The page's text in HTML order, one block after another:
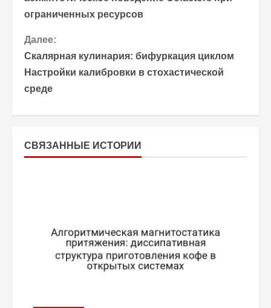
о
д
о
л
ж
и
ограниченных ресурсов
Далее:
Скалярная кулинария: бифуркация циклом
Настройки калибровки в стохастической
среде
СВЯЗАННЫЕ ИСТОРИИ